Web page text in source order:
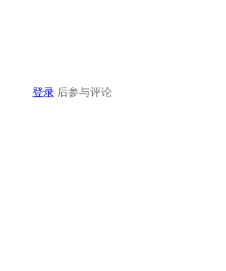
登录 后参与评论